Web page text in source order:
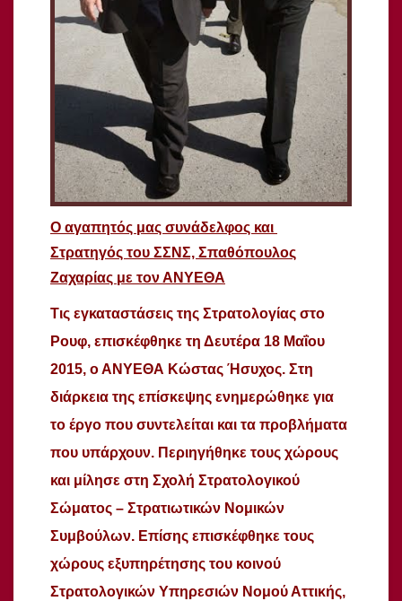
Ο αγαπητός μας συνάδελφος και
Στρατηγός του ΣΣΝΣ, Σπαθόπουλος
Ζαχαρίας με τον ΑΝΥΕΘΑ
Τις εγκαταστάσεις της Στρατολογίας στο
Ρουφ, επισκέφθηκε τη Δευτέρα 18 Μαΐου
2015, ο ΑΝΥΕΘΑ Κώστας Ήσυχος. Στη
διάρκεια της επίσκεψης ενημερώθηκε για
το έργο που συντελείται και τα προβλήματα
που υπάρχουν. Περιηγήθηκε τους χώρους
και μίλησε στη Σχολή Στρατολογικού
Σώματος – Στρατιωτικών Νομικών
Συμβούλων. Επίσης επισκέφθηκε τους
χώρους εξυπηρέτησης του κοινού
Στρατολογικών Υπηρεσιών Νομού Αττικής,